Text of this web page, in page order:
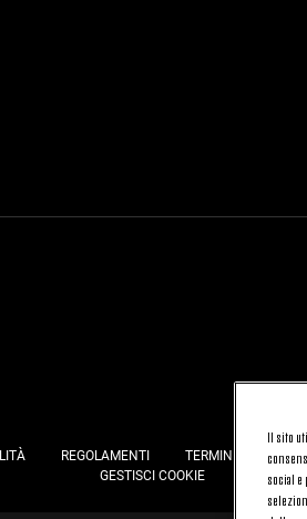
REGOLAMENTI TERMINI E
GESTISCI COOKIE
JOIN US
Il sito
social